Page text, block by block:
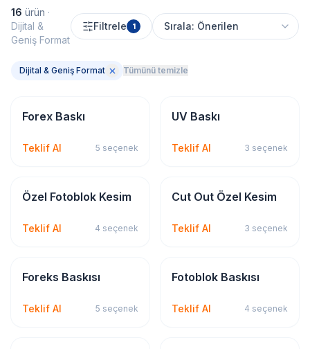
16 ürün ·
Dijital &
Geniş Format
Filtrele 1
Dijital & Geniş Format Tümünü temizle
Dijital & Geniş Format
Forex Baskı
Teklif Al 5 seçenek
Dijital & Geniş Format
UV Baskı
Teklif Al 3 seçenek
Dijital & Geniş Format
Özel Fotoblok Kesim
Teklif Al 4 seçenek
Dijital & Geniş Format
Cut Out Özel Kesim
Teklif Al 3 seçenek
Dijital & Geniş Format
Foreks Baskısı
Teklif Al 5 seçenek
Dijital & Geniş Format
Fotoblok Baskısı
Teklif Al 4 seçenek